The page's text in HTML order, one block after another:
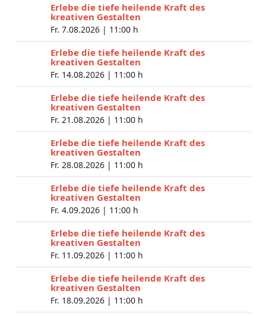
Erlebe die tiefe heilende Kraft des
kreativen Gestalten
Fr. 7.08.2026 | 11:00 h
Erlebe die tiefe heilende Kraft des
kreativen Gestalten
Fr. 14.08.2026 | 11:00 h
Erlebe die tiefe heilende Kraft des
kreativen Gestalten
Fr. 21.08.2026 | 11:00 h
Erlebe die tiefe heilende Kraft des
kreativen Gestalten
Fr. 28.08.2026 | 11:00 h
Erlebe die tiefe heilende Kraft des
kreativen Gestalten
Fr. 4.09.2026 | 11:00 h
Erlebe die tiefe heilende Kraft des
kreativen Gestalten
Fr. 11.09.2026 | 11:00 h
Erlebe die tiefe heilende Kraft des
kreativen Gestalten
Fr. 18.09.2026 | 11:00 h